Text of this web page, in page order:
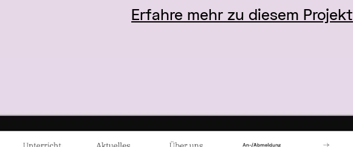
Erfahre mehr zu diesem Projekt